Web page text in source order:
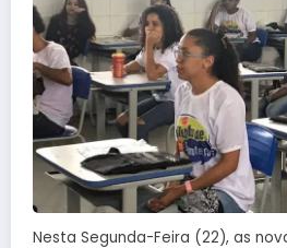
Nesta Segunda-Feira (22), as